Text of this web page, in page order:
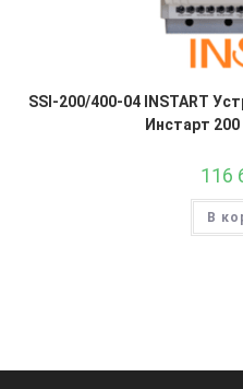
SSI-200/400-04 INSTART
Инстарт
116
В